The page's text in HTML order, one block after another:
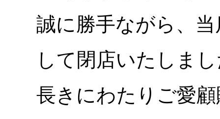
誠に勝手ながら、
して閉店いたしま
長きにわたりご愛